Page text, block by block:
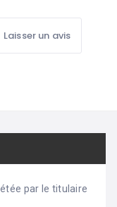
Laisser un avis
par le titulaire